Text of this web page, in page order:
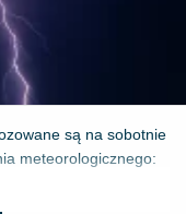
są na sobotnie
meteorologicznego: